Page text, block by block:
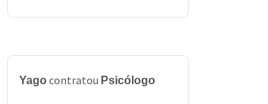
Yago contratou Psicólogo